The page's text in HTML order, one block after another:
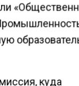
куда